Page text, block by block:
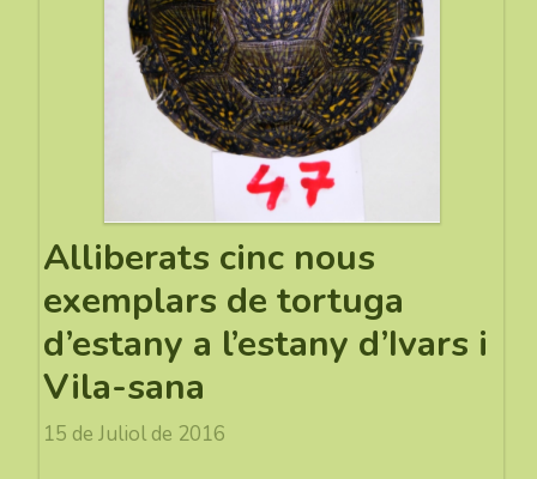
Alliberats cinc nous
exemplars de tortuga
d’estany a l’estany d’Ivars i
Vila-sana
15 de Juliol de 2016